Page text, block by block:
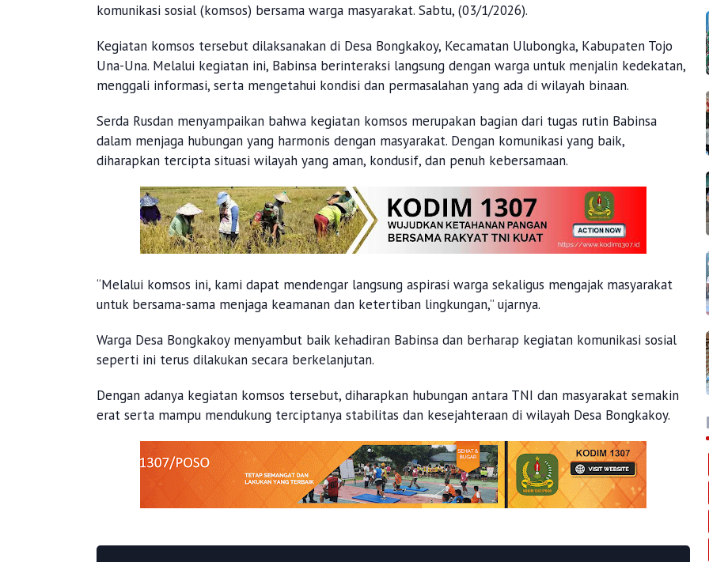
komunikasi sosial (komsos) bersama warga masyarakat. Sabtu, (03/1/2026).
Kegiatan komsos tersebut dilaksanakan di Desa Bongkakoy, Kecamatan Ulubongka, Kabupaten Tojo
Una-Una. Melalui kegiatan ini, Babinsa berinteraksi langsung dengan warga untuk menjalin kedekatan,
menggali informasi, serta mengetahui kondisi dan permasalahan yang ada di wilayah binaan.
Serda Rusdan menyampaikan bahwa kegiatan komsos merupakan bagian dari tugas rutin Babinsa
dalam menjaga hubungan yang harmonis dengan masyarakat. Dengan komunikasi yang baik,
diharapkan tercipta situasi wilayah yang aman, kondusif, dan penuh kebersamaan.
“Melalui komsos ini, kami dapat mendengar langsung aspirasi warga sekaligus mengajak masyarakat
untuk bersama-sama menjaga keamanan dan ketertiban lingkungan,” ujarnya.
Warga Desa Bongkakoy menyambut baik kehadiran Babinsa dan berharap kegiatan komunikasi sosial
seperti ini terus dilakukan secara berkelanjutan.
Dengan adanya kegiatan komsos tersebut, diharapkan hubungan antara TNI dan masyarakat semakin
erat serta mampu mendukung terciptanya stabilitas dan kesejahteraan di wilayah Desa Bongkakoy.